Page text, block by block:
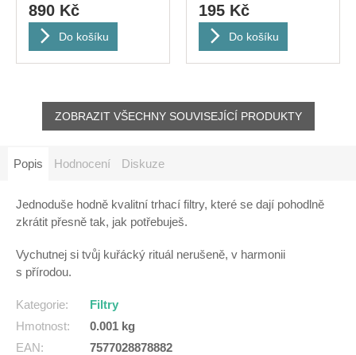
890 Kč
Do košíku
195 Kč
Do košíku
ZOBRAZIT VŠECHNY SOUVISEJÍCÍ PRODUKTY
Popis Hodnocení Diskuze
Jednoduše hodně kvalitní trhací filtry, které se dají pohodlně
zkrátit přesně tak, jak potřebuješ.
Vychutnej si tvůj kuřácký rituál nerušeně, v harmonii
s přírodou.
Kategorie:
Filtry
Hmotnost:
0.001 kg
EAN:
7577028878882